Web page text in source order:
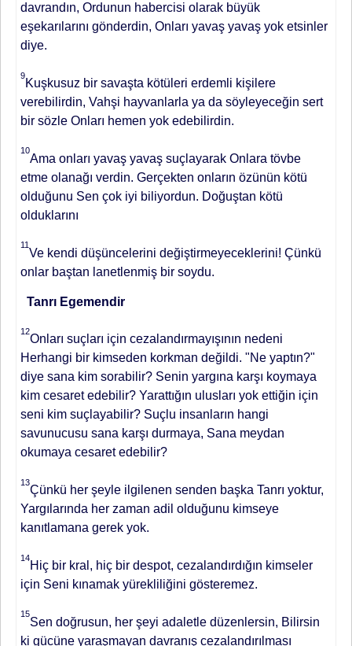
davrandın, Ordunun habercisi olarak büyük
eşekarılarını gönderdin, Onları yavaş yavaş yok etsinler
diye.
9
Kuşkusuz bir savaşta kötüleri erdemli kişilere
verebilirdin, Vahşi hayvanlarla ya da söyleyeceğin sert
bir sözle Onları hemen yok edebilirdin.
10
Ama onları yavaş yavaş suçlayarak Onlara tövbe
etme olanağı verdin. Gerçekten onların özünün kötü
olduğunu Sen çok iyi biliyordun. Doğuştan kötü
olduklarını
11
Ve kendi düşüncelerini değiştirmeyeceklerini! Çünkü
onlar baştan lanetlenmiş bir soydu.
Tanrı Egemendir
12
Onları suçları için cezalandırmayışının nedeni
Herhangi bir kimseden korkman değildi. "Ne yaptın?"
diye sana kim sorabilir? Senin yargına karşı koymaya
kim cesaret edebilir? Yarattığın ulusları yok ettiğin için
seni kim suçlayabilir? Suçlu insanların hangi
savunucusu sana karşı durmaya, Sana meydan
okumaya cesaret edebilir?
13
Çünkü her şeyle ilgilenen senden başka Tanrı yoktur,
Yargılarında her zaman adil olduğunu kimseye
kanıtlamana gerek yok.
14
Hiç bir kral, hiç bir despot, cezalandırdığın kimseler
için Seni kınamak yürekliliğini gösteremez.
15
Sen doğrusun, her şeyi adaletle düzenlersin, Bilirsin
ki gücüne yaraşmayan davranış cezalandırılması